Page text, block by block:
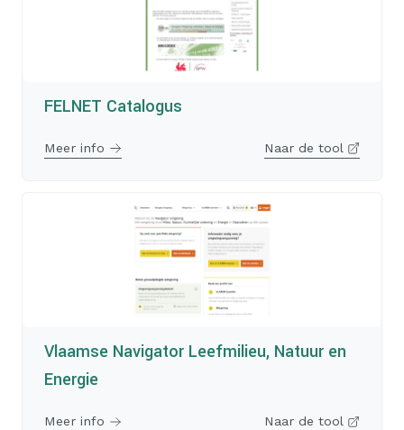
FELNET Catalogus
Meer info Naar de tool
Vlaamse Navigator Leefmilieu, Natuur en
Energie
Meer info Naar de tool